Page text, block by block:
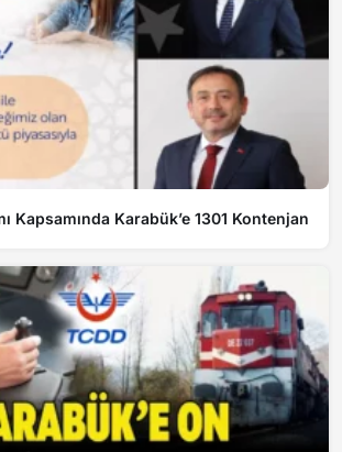
Kapsamında Karabük’e 1301 Kontenjan